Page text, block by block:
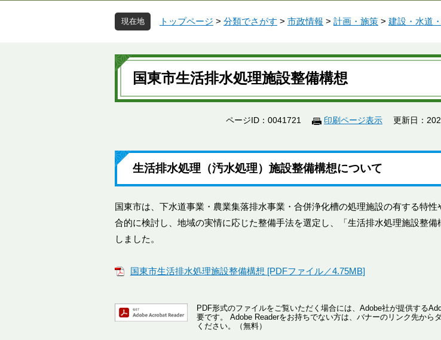
ム
トップページ > 分類でさがす > 市政情報 > 計画・施策 > 建設・水道
本
文
国東市生活排水処理施設整備構想
ページID：0041721 印刷ページ表示 更新日：
生活排水処理（汚水処理）施設整備構想について
国東市は、下水道事業・農業集落排水事業・合併浄化槽の処理施設の有する特性
合的に検討し、地域の実情に応じた整備手法を選定し、「生活排水処理施設整備
しました。
国東市生活排水処理施設整備構想 [PDFファイル／4.75MB]
PDF形式のファイルをご覧いただく場合には、Adobe社が提供する
要です。
Adobe Readerをお持ちでない方は、バナーのリンク先から
ください。（無料）